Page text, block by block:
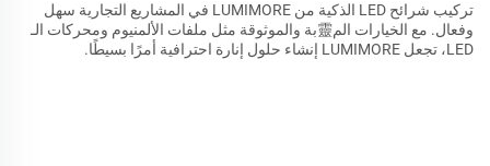
تركيب شرائح LED الذكية من LUMIMORE في المشاريع التجارية سهل
وفعال. مع الخيارات الم靈بة والموثوقة مثل ملفات الألمنيوم ومحركات الـ
LED، تجعل LUMIMORE إنشاء حلول إنارة احترافية أمرًا بسيطًا.